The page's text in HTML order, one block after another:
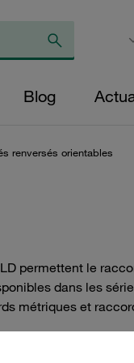
Blog
renversés orientables
permettent le
dans les
métriques et